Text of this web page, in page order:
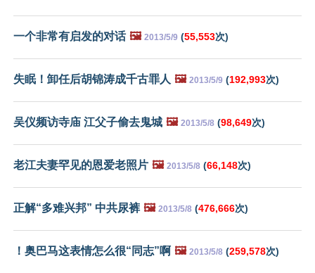
一个非常有启发的对话 🖼️ 2013/5/9 (55,553次)
失眠！卸任后胡锦涛成千古罪人 🖼️ 2013/5/9 (192,993次)
吴仪频访寺庙 江父子偷去鬼城 🖼️ 2013/5/8 (98,649次)
老江夫妻罕见的恩爱老照片 🖼️ 2013/5/8 (66,148次)
正解“多难兴邦” 中共尿裤 🖼️ 2013/5/8 (476,666次)
！奥巴马这表情怎么很“同志”啊 🖼️ 2013/5/8 (259,578次)